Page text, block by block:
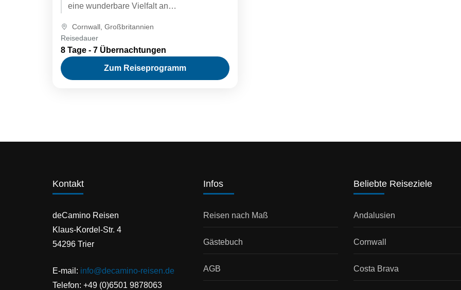
eine wunderbare Vielfalt an
Gezeitenarmen über das bewaldete
Flussmündungsgebiet Fal bis hin zu den
imposanten Klippen des Lizard, dem
südlichsten Punkt Englands.
Cornwall Großbritannien
Reisedauer
8 Tage - 7 Übernachtungen
Zum Reiseprogramm
Kontakt
deCamino Reisen
Klaus-Kordel-Str. 4
54296 Trier
E-mail: info@decamino-reisen.de
Telefon: +49 (0)6501 9878063
Infos
Reisen nach Maß
Gästebuch
AGB
Beliebte Reiseziele
Andalusien
Cornwall
Costa Brava